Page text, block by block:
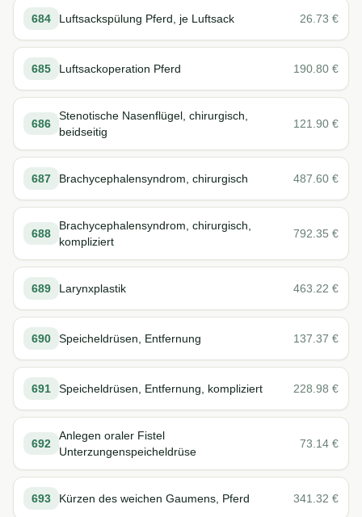
684 Luftsackspülung Pferd, je Luftsack 26.73 €
685 Luftsackoperation Pferd 190.80 €
686
Stenotische Nasenflügel, chirurgisch,
beidseitig
121.90 €
687 Brachycephalensyndrom, chirurgisch 487.60 €
688
Brachycephalensyndrom, chirurgisch,
kompliziert
792.35 €
689 Larynxplastik 463.22 €
690 Speicheldrüsen, Entfernung 137.37 €
691 Speicheldrüsen, Entfernung, kompliziert 228.98 €
692
Anlegen oraler Fistel
Unterzungenspeicheldrüse
73.14 €
693 Kürzen des weichen Gaumens, Pferd 341.32 €